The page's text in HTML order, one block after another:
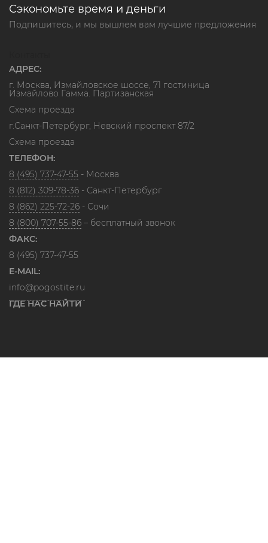
Сэкономьте время и деньги
Подпишитесь, и мы вышлем вам лучшие предложения
АДРЕС:
г. Москва, Измайловское шоссе, 71 гостиница
Измайлово Гамма. Партизанская
Схема проезда
г.Санкт-Петербург, Невский проспект 87/2
Схема проезда
ТЕЛЕФОН:
8 (495) 737-47-55 - Москва
8 (812) 309-78-36 - Санкт-Петербург
8 (862) 225-72-26 - Сочи
8 (800) 707-55-86 – бесплатный звонок
ФАКС:
8 (495) 737-47-55
E-MAIL:
info@pogostite.ru
ГДЕ НАС НАЙТИ